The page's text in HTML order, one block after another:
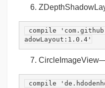
compile
adowLayout:1.0.4'
CircleImageView—
compile